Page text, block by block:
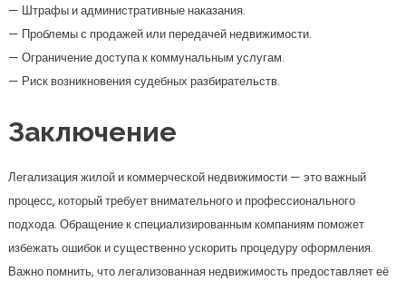
— Штрафы и административные наказания.
— Проблемы с продажей или передачей недвижимости.
— Ограничение доступа к коммунальным услугам.
— Риск возникновения судебных разбирательств.
Заключение
Легализация жилой и коммерческой недвижимости — это важный
процесс, который требует внимательного и профессионального
подхода. Обращение к специализированным компаниям поможет
избежать ошибок и существенно ускорить процедуру оформления.
Важно помнить, что легализованная недвижимость предоставляет её